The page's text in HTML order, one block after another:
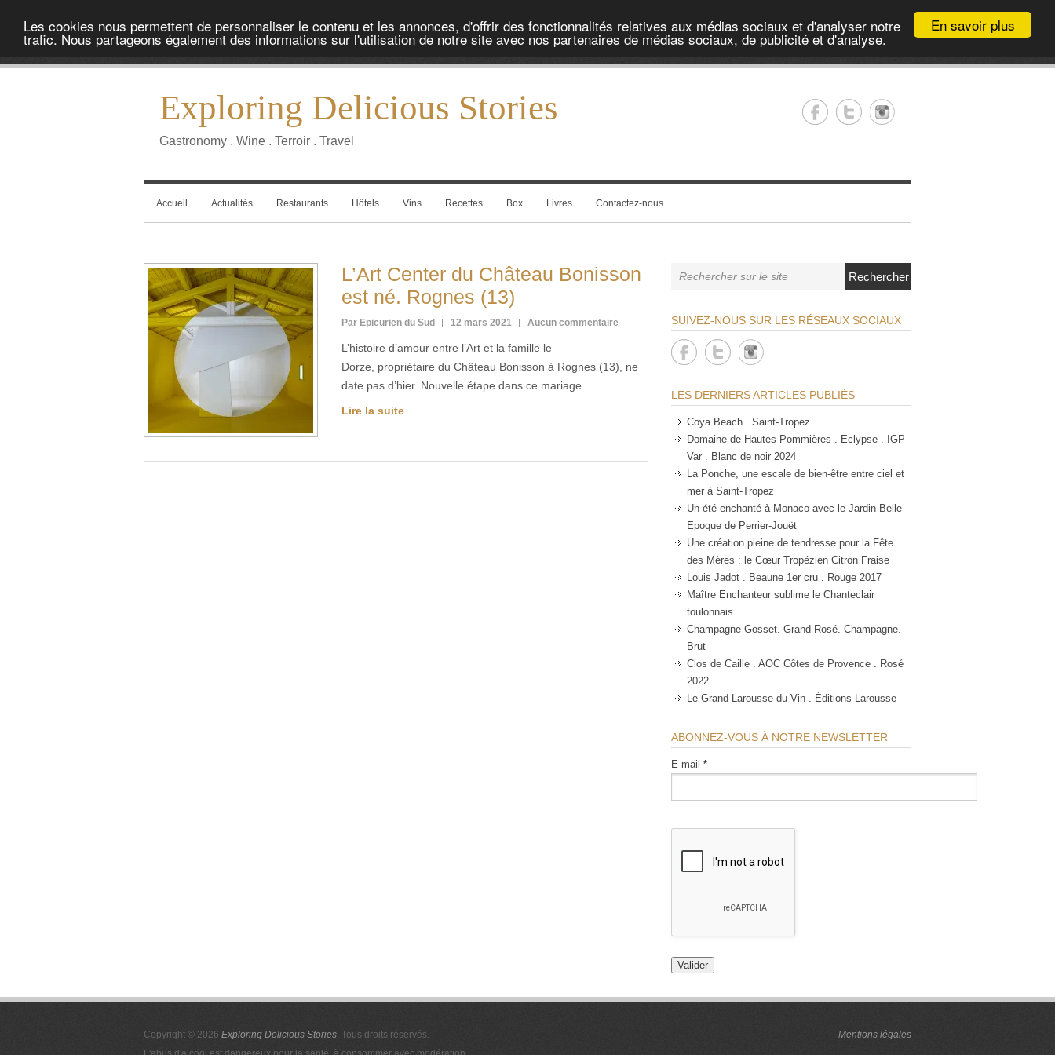
En savoir plus
Les cookies nous permettent de personnaliser le contenu et les annonces, d'offrir des fonctionnalités relatives aux médias sociaux et d'analyser notre
trafic. Nous partageons également des informations sur l'utilisation de notre site avec nos partenaires de médias sociaux, de publicité et d'analyse.
Exploring Delicious Stories
Gastronomy . Wine . Terroir . Travel
Accueil Actualités Restaurants Hôtels Vins Recettes Box Livres Contactez-nous
L’Art Center du Château Bonisson
est né. Rognes (13)
Par Epicurien du Sud 12 mars 2021 Aucun commentaire
L’histoire d’amour entre l’Art et la famille le
Dorze, propriétaire du Château Bonisson à Rognes (13), ne
date pas d’hier. Nouvelle étape dans ce mariage …
Lire la suite
Rechercher
SUIVEZ-NOUS SUR LES RÉSEAUX SOCIAUX
LES DERNIERS ARTICLES PUBLIÉS
Coya Beach . Saint-Tropez
Domaine de Hautes Pommières . Eclypse . IGP
Var . Blanc de noir 2024
La Ponche, une escale de bien-être entre ciel et
mer à Saint-Tropez
Un été enchanté à Monaco avec le Jardin Belle
Epoque de Perrier-Jouët
Une création pleine de tendresse pour la Fête
des Mères : le Cœur Tropézien Citron Fraise
Louis Jadot . Beaune 1er cru . Rouge 2017
Maître Enchanteur sublime le Chanteclair
toulonnais
Champagne Gosset. Grand Rosé. Champagne.
Brut
Clos de Caille . AOC Côtes de Provence . Rosé
2022
Le Grand Larousse du Vin . Éditions Larousse
ABONNEZ-VOUS À NOTRE NEWSLETTER
E-mail *
Copyright © 2026 Exploring Delicious Stories. Tous droits réservés.
Mentions légales